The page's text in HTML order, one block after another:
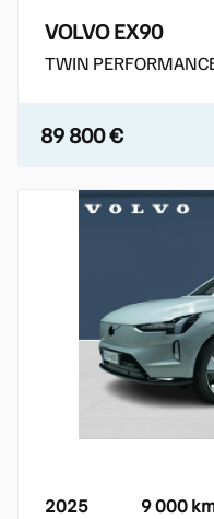
VOLVO EX90
TWIN
89 800 €
2025 9 000